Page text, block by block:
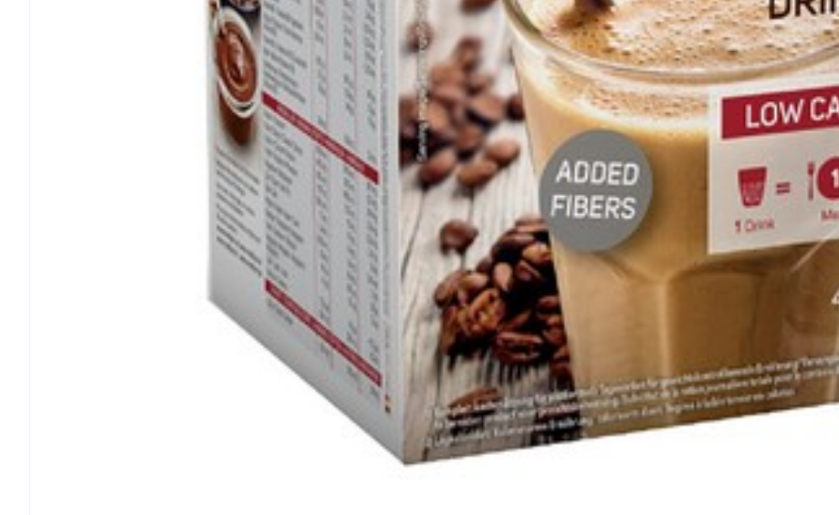
Minerale zouten
Natrium
Potassium
Chloride
Calcium
Fosfor
Magnesium